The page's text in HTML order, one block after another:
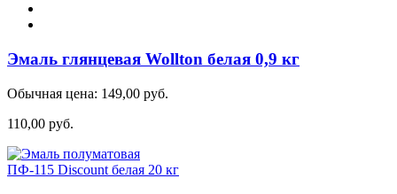
Эмаль глянцевая Wollton белая 0,9 кг
Обычная цена: 149,00 руб.
110,00 руб.